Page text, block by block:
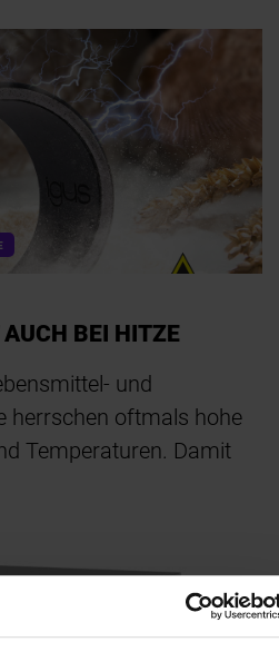
AUCH BEI HITZE
und
herrschen oftmals hohe
Temperaturen. Damit